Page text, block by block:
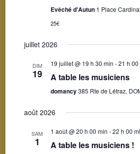
Evêché d'Autun 1 Place
25€
juillet 2026
DIM
19
19 juillet @ 19 h 30 min -21 h 00
A table les musiciens
domancy385 Rte de Létraz,
août 2026
SAM
1
1 août @ 20 h 00 min -22 h 00
A table les musiciens !